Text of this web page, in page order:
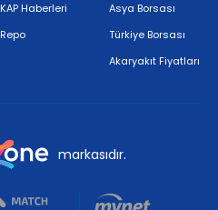
KAP Haberleri
Repo
Asya Borsası
Türkiye Borsası
Akaryakıt Fiyatları
markasıdır.